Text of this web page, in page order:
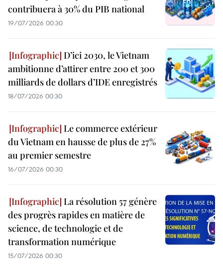
contribuera à 30% du PIB national
19/07/2026 00:30
D’ici 2030, le Vietnam
ambitionne d’attirer entre 200 et 300
milliards de dollars d’IDE enregistrés
18/07/2026 00:30
Le commerce extérieur
du Vietnam en hausse de plus de 27%
au premier semestre
16/07/2026 00:30
La résolution 57 génère
des progrès rapides en matière de
science, de technologie et de
transformation numérique
15/07/2026 00:30